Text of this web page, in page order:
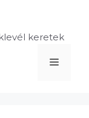
keretek
Menü